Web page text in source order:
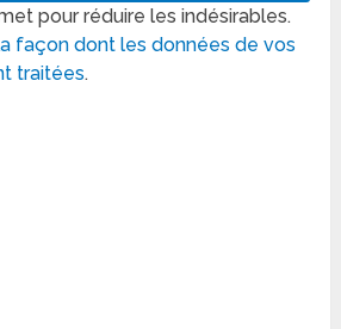
pour réduire les indésirables.
façon dont les données de vos
traitées.